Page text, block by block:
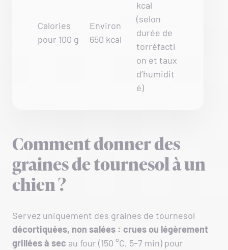
Calories
pour 100 g
Environ
650 kcal
kcal
(selon
durée de
torréfacti
on et taux
d’humidit
é)
Comment donner des
graines de tournesol à un
chien ?
Servez uniquement des graines de tournesol
décortiquées, non salées : crues ou légèrement
grillées à sec au four (150 °C, 5–7 min) pour